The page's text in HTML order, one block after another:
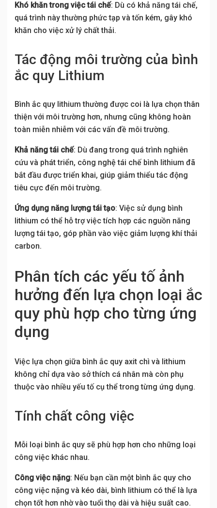
Khó khăn trong việc tái chế: Dù có khả năng tái chế,
quá trình này thường phức tạp và tốn kém, gây khó
khăn cho việc xử lý chất thải.
Tác động môi trường của bình
ắc quy Lithium
Bình ắc quy lithium thường được coi là lựa chọn thân
thiện với môi trường hơn, nhưng cũng không hoàn
toàn miễn nhiễm với các vấn đề môi trường.
Khả năng tái chế: Dù đang trong quá trình nghiên
cứu và phát triển, công nghệ tái chế bình lithium đã
bắt đầu được triển khai, giúp giảm thiểu tác động
tiêu cực đến môi trường.
Ứng dụng năng lượng tái tạo: Việc sử dụng bình
lithium có thể hỗ trợ việc tích hợp các nguồn năng
lượng tái tạo, góp phần vào việc giảm lượng khí thải
carbon.
Phân tích các yếu tố ảnh
hưởng đến lựa chọn loại ắc
quy phù hợp cho từng ứng
dụng
Việc lựa chọn giữa bình ắc quy axit chì và lithium
không chỉ dựa vào sở thích cá nhân mà còn phụ
thuộc vào nhiều yếu tố cụ thể trong từng ứng dụng.
Tính chất công việc
Mỗi loại bình ắc quy sẽ phù hợp hơn cho những loại
công việc khác nhau.
Công việc nặng: Nếu bạn cần một bình ắc quy cho
công việc nặng và kéo dài, bình lithium có thể là lựa
chọn tốt hơn nhờ vào tuổi thọ dài và hiệu suất cao.